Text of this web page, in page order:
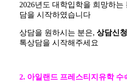
2026년도 대학입학을 희망하는
담을 시작하였습니다
상담을 원하시는 분은,상담신
톡상담을 시작해주세요
2. 아일랜드 프레스티지유학 수